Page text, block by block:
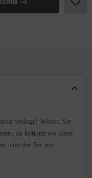
verlegt? Wissen Sie
zu können wo diese
von der Sie nur